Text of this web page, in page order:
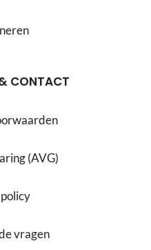
CONTACT
(AVG)
vragen